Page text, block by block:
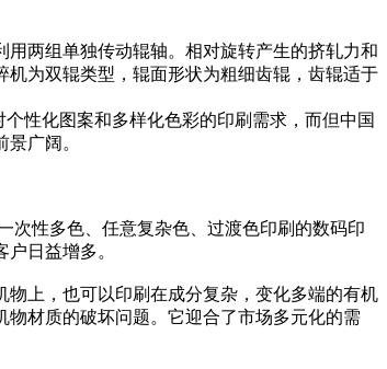
两组单独传动辊轴。相对旋转产生的挤轧力和
为双辊类型，辊面形状为粗细齿辊，齿辊适于
性化图案和多样化色彩的印刷需求，而但中国
广阔。
次性多色、任意复杂色、过渡色印刷的数码印
日益增多。
上，也可以印刷在成分复杂，变化多端的有机
材质的破坏问题。它迎合了市场多元化的需